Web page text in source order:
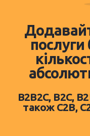
B2B2C, B2C,
також C2B,